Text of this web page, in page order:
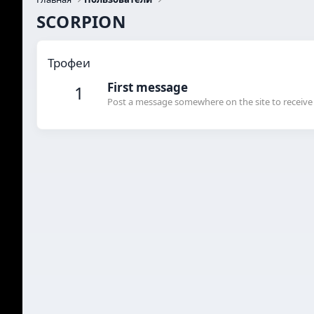
SCORPION
Трофеи
1 First message
Post a message somewhere on the site to